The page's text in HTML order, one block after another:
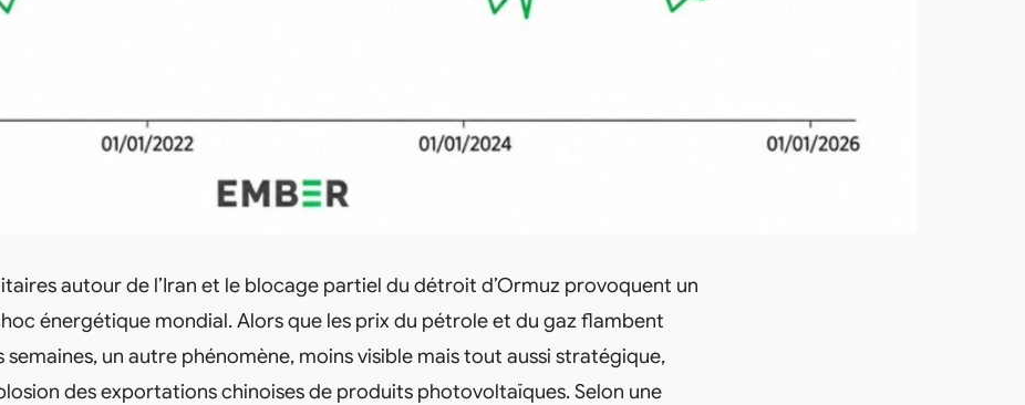
autour de l’Iran et le blocage partiel du détroit d’Ormuz provoquent un
énergétique mondial. Alors que les prix du pétrole et du gaz flambent
semaines, un autre phénomène, moins visible mais tout aussi stratégique,
des exportations chinoises de produits photovoltaïques. Selon une